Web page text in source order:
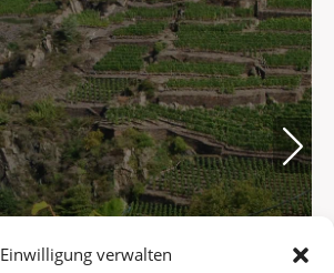
Einwilligung verwalten